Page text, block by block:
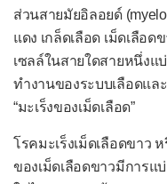
มะเร็งถุงน้ำ
มะเร็งตับอ่
ระบบปัสสาว
มะเร็งไต
ส่วนสายมัยอิลอยด์
แดง เกล็ดเลือด เม็ดเลือ
เซลล์ในสายใดสายหนึ่งแ
ทำงานของระบบเลือดแล
“มะเร็งของเม็ดเลือด”
โรคมะเร็งเม็ดเลือดขาว
ของเม็ดเลือดขาวมีการแ